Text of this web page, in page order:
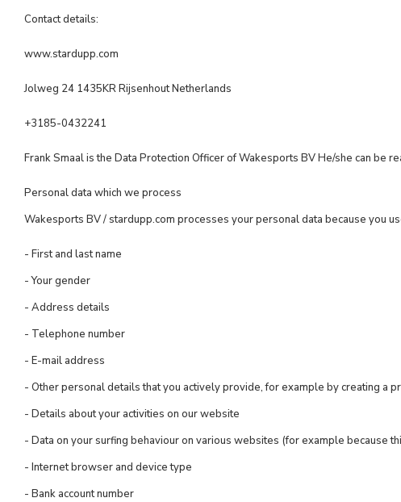
Contact details:
www.stardupp.com
Jolweg 24 1435KR Rijsenhout Netherlands
+3185-0432241
Frank Smaal is the Data Protection Officer of Wakesports BV He/she can be
Personal data which we process
Wakesports BV / stardupp.com processes your personal data because you
- First and last name
- Your gender
- Address details
- Telephone number
- E-mail address
- Other personal details that you actively provide, for example by creating a
- Details about your activities on our website
- Data on your surfing behaviour on various websites (for example because
- Internet browser and device type
- Bank account number